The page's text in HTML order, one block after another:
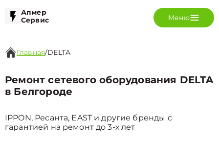
Апмер
Сервис
Меню
Главная/DELTA
Ремонт сетевого оборудования DELTA
в Белгороде
IPPON, Ресанта, EAST и другие бренды с
гарантией на ремонт до 3-х лет